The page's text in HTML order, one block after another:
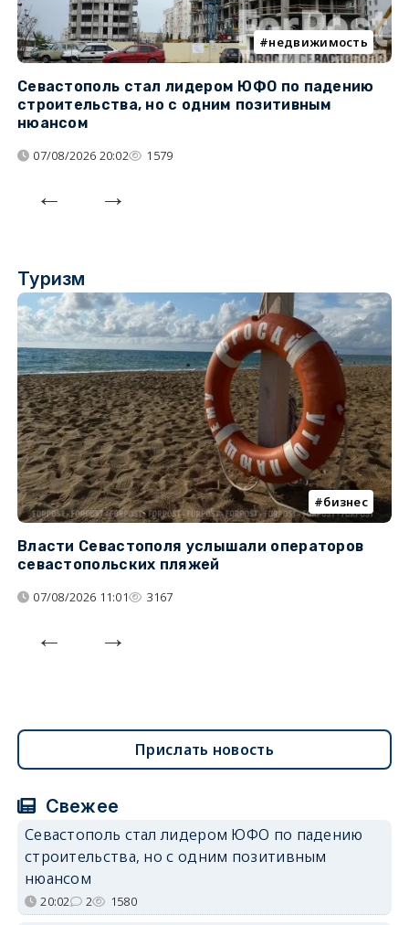
недвижимость
Севастополь стал лидером ЮФО по падению
строительства, но с одним позитивным
нюансом
07/08/2026 20:02 1579
Туризм
бизнес
Власти Севастополя услышали операторов
севастопольских пляжей
07/08/2026 11:01 3167
Прислать новость
Свежее
Севастополь стал лидером ЮФО по падению
строительства, но с одним позитивным
нюансом
20:02 2 1580